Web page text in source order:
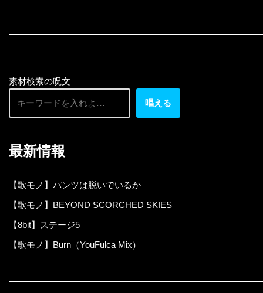
素材検索の呪文
唱える
最新情報
【歌モノ】パンツは脱いでいるか
【歌モノ】BEYOND SCORCHED SKIES
【8bit】ステージ5
【歌モノ】Burn（YouFulca Mix）